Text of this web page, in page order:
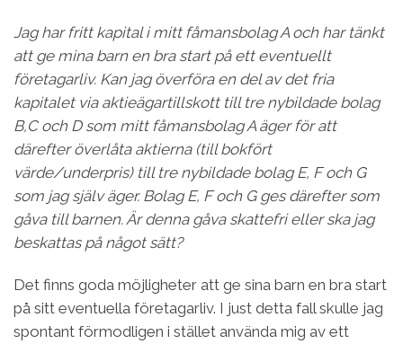
Jag har fritt kapital i mitt fåmansbolag A och har tänkt
att ge mina barn en bra start på ett eventuellt
företagarliv. Kan jag överföra en del av det fria
kapitalet via aktieägartillskott till tre nybildade bolag
B,C och D som mitt fåmansbolag A äger för att
därefter överlåta aktierna (till bokfört
värde/underpris) till tre nybildade bolag E, F och G
som jag själv äger. Bolag E, F och G ges därefter som
gåva till barnen. Är denna gåva skattefri eller ska jag
beskattas på något sätt?
Det finns goda möjligheter att ge sina barn en bra start
på sitt eventuella företagarliv. I just detta fall skulle jag
spontant förmodligen i stället använda mig av ett